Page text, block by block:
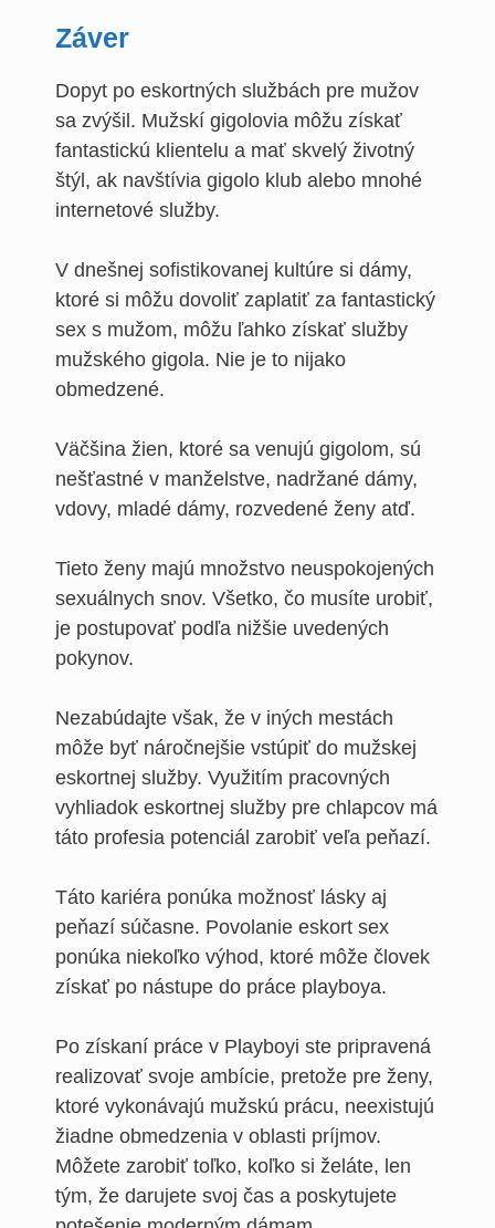
Záver
Dopyt po eskortných službách pre mužov
sa zvýšil. Mužskí gigolovia môžu získať
fantastickú klientelu a mať skvelý životný
štýl, ak navštívia gigolo klub alebo mnohé
internetové služby.
V dnešnej sofistikovanej kultúre si dámy,
ktoré si môžu dovoliť zaplatiť za fantastický
sex s mužom, môžu ľahko získať služby
mužského gigola. Nie je to nijako
obmedzené.
Väčšina žien, ktoré sa venujú gigolom, sú
nešťastné v manželstve, nadržané dámy,
vdovy, mladé dámy, rozvedené ženy atď.
Tieto ženy majú množstvo neuspokojených
sexuálnych snov. Všetko, čo musíte urobiť,
je postupovať podľa nižšie uvedených
pokynov.
Nezabúdajte však, že v iných mestách
môže byť náročnejšie vstúpiť do mužskej
eskortnej služby. Využitím pracovných
vyhliadok eskortnej služby pre chlapcov má
táto profesia potenciál zarobiť veľa peňazí.
Táto kariéra ponúka možnosť lásky aj
peňazí súčasne. Povolanie eskort sex
ponúka niekoľko výhod, ktoré môže človek
získať po nástupe do práce playboya.
Po získaní práce v Playboyi ste pripravená
realizovať svoje ambície, pretože pre ženy,
ktoré vykonávajú mužskú prácu, neexistujú
žiadne obmedzenia v oblasti príjmov.
Môžete zarobiť toľko, koľko si želáte, len
tým, že darujete svoj čas a poskytujete